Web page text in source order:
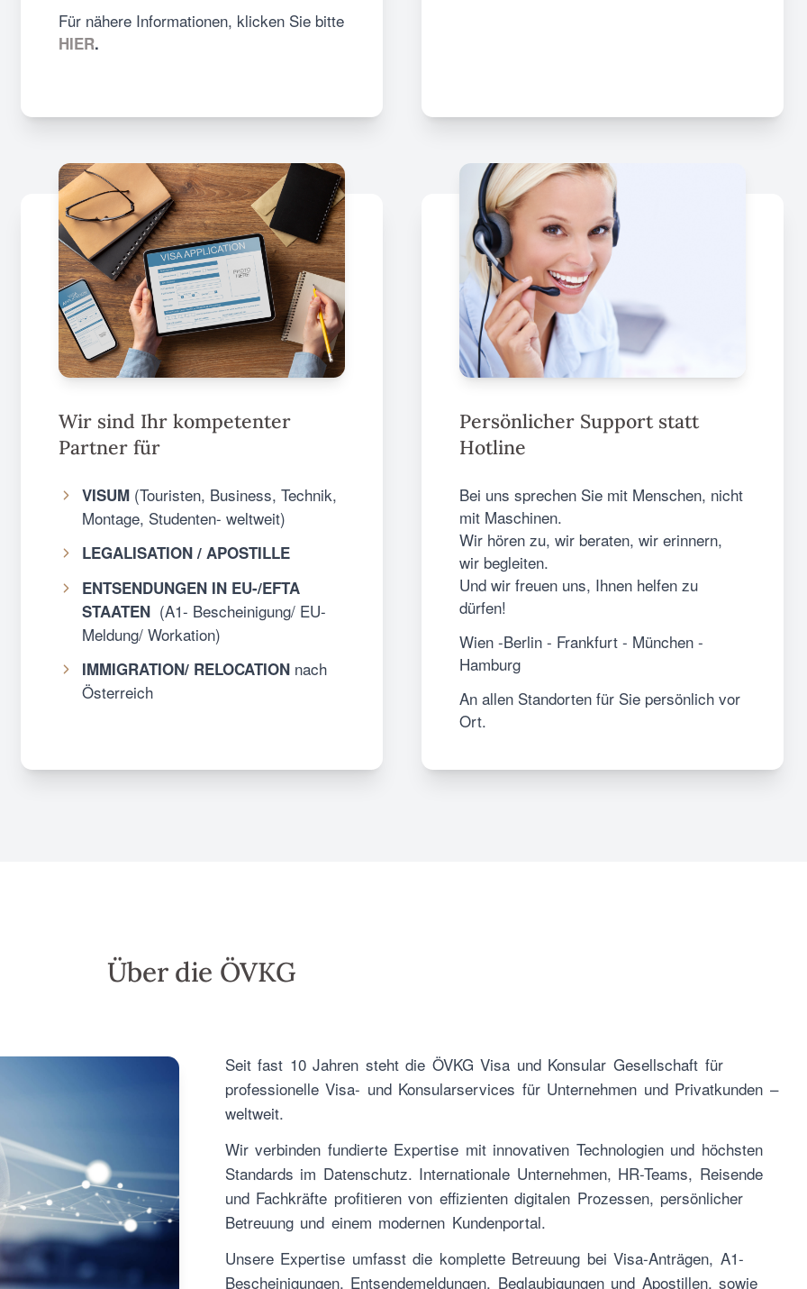
Für nähere Informationen, klicken Sie bitte
HIER.
Wir sind Ihr kompetenter
Partner für
VISUM(Touristen, Business, Technik,
Montage, Studenten- weltweit)
LEGALISATION / APOSTILLE
ENTSENDUNGEN IN EU-/EFTA
STAATEN(A1- Bescheinigung/ EU-
Meldung/ Workation)
IMMIGRATION/ RELOCATIONnach
Österreich
Persönlicher Support statt
Hotline
Bei uns sprechen Sie mit Menschen, nicht
mit Maschinen.
Wir hören zu, wir beraten, wir erinnern,
wir begleiten.
Und wir freuen uns, Ihnen helfen zu
dürfen!
Wien -Berlin - Frankfurt - München -
Hamburg
An allen Standorten für Sie persönlich vor
Ort.
Über die ÖVKG
Seit fast 10 Jahren steht die ÖVKG Visa und Konsular Gesellschaft für
professionelle Visa- und Konsularservices für Unternehmen und Privatkunden –
weltweit.
Wir verbinden fundierte Expertise mit innovativen Technologien und höchsten
Standards im Datenschutz. Internationale Unternehmen, HR-Teams, Reisende
und Fachkräfte profitieren von effizienten digitalen Prozessen, persönlicher
Betreuung und einem modernen Kundenportal.
Unsere Expertise umfasst die komplette Betreuung bei Visa-Anträgen, A1-
Bescheinigungen, Entsendemeldungen, Beglaubigungen und Apostillen, sowie